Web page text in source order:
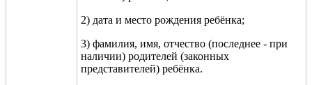
2) дата и место рождения ребёнка;
3) фамилия, имя, отчество (последнее - при
наличии) родителей (законных
представителей) ребёнка.